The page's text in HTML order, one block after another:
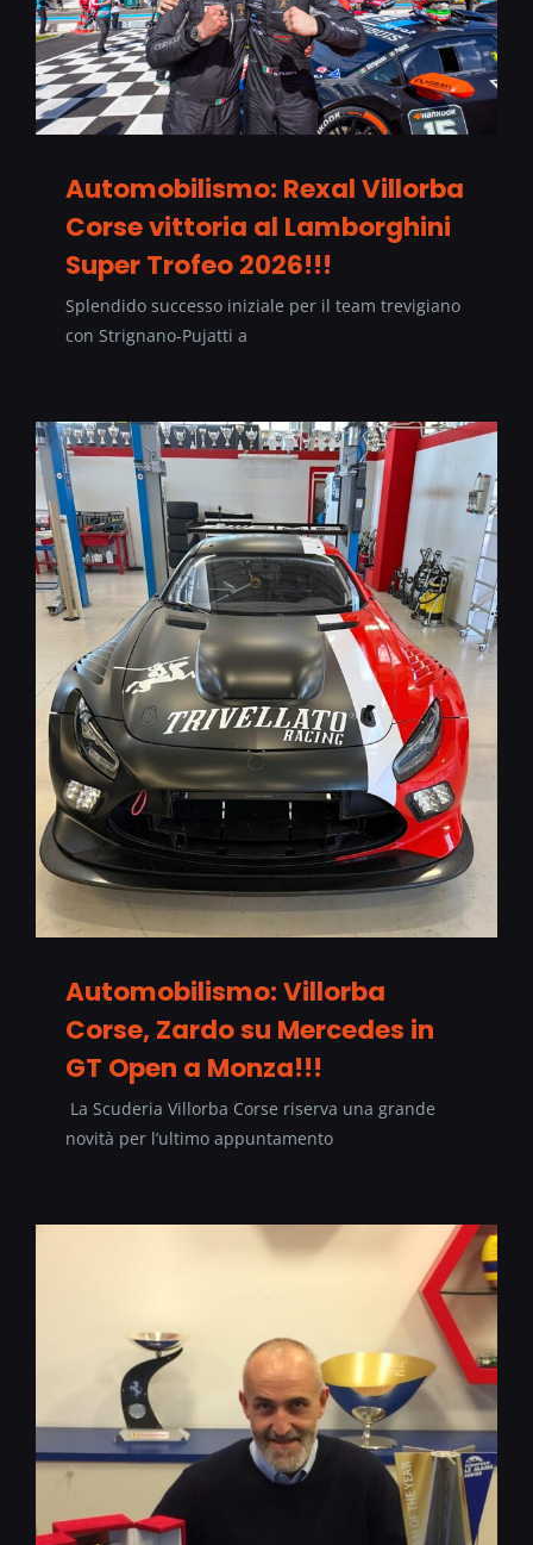
Automobilismo: Rexal Villorba
Corse vittoria al Lamborghini
Super Trofeo 2026!!!
Splendido successo iniziale per il team trevigiano
con Strignano-Pujatti a
Automobilismo: Villorba
Corse, Zardo su Mercedes in
GT Open a Monza!!!
La Scuderia Villorba Corse riserva una grande
novità per l’ultimo appuntamento